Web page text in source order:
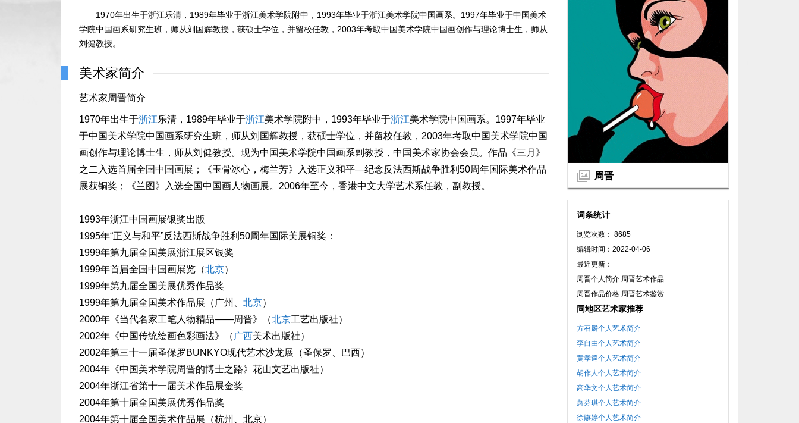
周晋
词条统计
浏览次数： 8685
编辑时间：2022-04-06
最近更新：
周晋个人简介 周晋艺术作品
周晋作品价格 周晋艺术鉴赏
同地区艺术家推荐
方召麟个人艺术简介
李自由个人艺术简介
黄孝逵个人艺术简介
胡作人个人艺术简介
高华文个人艺术简介
萧芬琪个人艺术简介
徐嬿婷个人艺术简介
1970年出生于浙江乐清，1989年毕业于浙江美术学院附中，1993年毕业于浙江美术学院中国画系。1997年毕业于中国美术
学院中国画系研究生班，师从刘国辉教授，获硕士学位，并留校任教，2003年考取中国美术学院中国画创作与理论博士生，师从
刘健教授。
美术家简介
艺术家周晋简介
1970年出生于浙江乐清，1989年毕业于浙江美术学院附中，1993年毕业于浙江美术学院中国画系。1997年毕业
于中国美术学院中国画系研究生班，师从刘国辉教授，获硕士学位，并留校任教，2003年考取中国美术学院中国
画创作与理论博士生，师从刘健教授。现为中国美术学院中国画系副教授，中国美术家协会会员。作品《三月》
之二入选首届全国中国画展；《玉骨冰心，梅兰芳》入选正义和平—纪念反法西斯战争胜利50周年国际美术作品
展获铜奖；《兰图》入选全国中国画人物画展。2006年至今，香港中文大学艺术系任教，副教授。
1993年浙江中国画展银奖出版
1995年“正义与和平”反法西斯战争胜利50周年国际美展铜奖：
1999年第九届全国美展浙江展区银奖
1999年首届全国中国画展览（北京）
1999年第九届全国美展优秀作品奖
1999年第九届全国美术作品展（广州、 北京）
2000年《当代名家工笔人物精品——周晋》（北京工艺出版社）
2002年《中国传统绘画色彩画法》（ 广西美术出版社）
2002年第三十一届圣保罗BUNKYO现代艺术沙龙展（圣保罗、巴西）
2004年《中国美术学院周晋的博士之路》花山文艺出版社）
2004年浙江省第十一届美术作品展金奖
2004年第十届全国美展优秀作品奖
2004年第十届全国美术作品展（杭州、北京）